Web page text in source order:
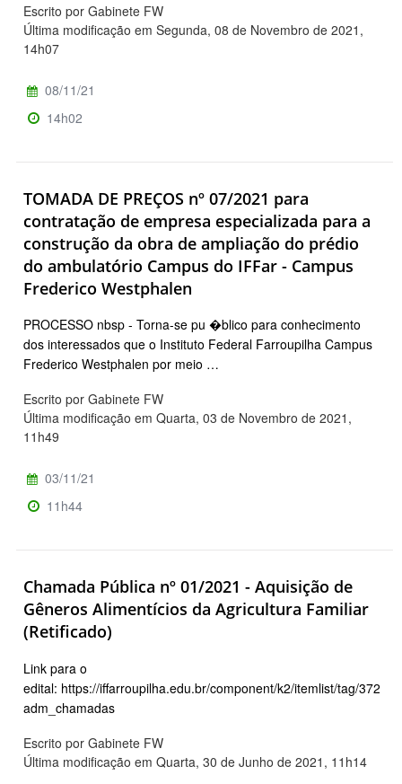
Escrito por Gabinete FW
Última modificação em Segunda, 08 de Novembro de 2021,
14h07
08/11/21
14h02
TOMADA DE PREÇOS nº 07/2021 para
contratação de empresa especializada para a
construção da obra de ampliação do prédio
do ambulatório Campus do IFFar - Campus
Frederico Westphalen
PROCESSO nbsp - Torna-se pu �blico para conhecimento
dos interessados que o Instituto Federal Farroupilha Campus
Frederico Westphalen por meio …
Escrito por Gabinete FW
Última modificação em Quarta, 03 de Novembro de 2021,
11h49
03/11/21
11h44
Chamada Pública nº 01/2021 - Aquisição de
Gêneros Alimentícios da Agricultura Familiar
(Retificado)
Link para o
edital: https://iffarroupilha.edu.br/component/k2/itemlist/tag/3725-
adm_chamadas
Escrito por Gabinete FW
Última modificação em Quarta, 30 de Junho de 2021, 11h14